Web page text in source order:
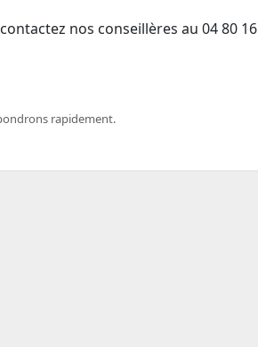
nos conseillères au 04 80 16
rapidement.